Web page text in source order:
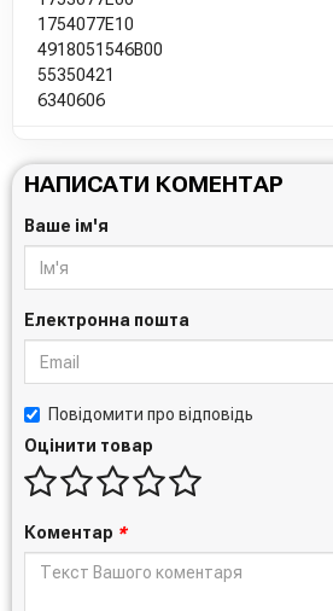
1754077E10
4918051546B00
55350421
6340606
НАПИСАТИ КОМЕНТАР
Ваше ім'я
Електронна пошта
Повідомити про відповідь
Оцінити товар
Коментар *